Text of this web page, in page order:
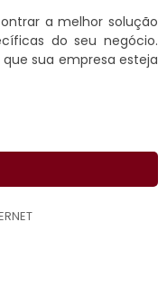
a melhor solução
do seu negócio.
sua empresa esteja